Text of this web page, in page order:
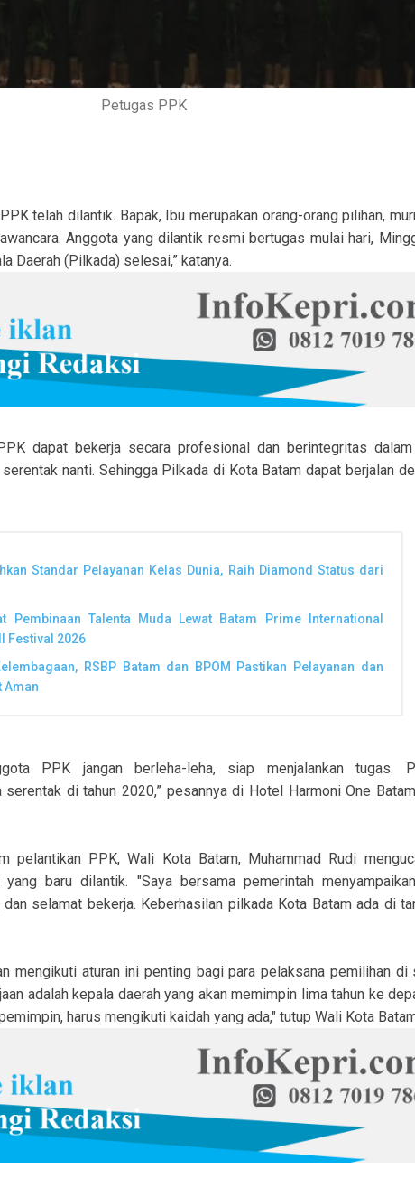
Petugas PPK
telah dilantik. Bapak, Ibu merupakan orang-orang pilihan,
Anggota yang dilantik resmi bertugas mulai hari,
Daerah (Pilkada) selesai,” katanya.
dapat bekerja secara profesional dan berintegritas dalam
nanti. Sehingga Pilkada di Kota Batam dapat berjalan
Standar Pelayanan Kelas Dunia, Raih Diamond Status dari
Pembinaan Talenta Muda Lewat Batam Prime International
Festival 2026
RSBP Batam dan BPOM Pastikan Pelayanan dan
Aman
PPK jangan berleha-leha, siap menjalankan tugas.
di tahun 2020,” pesannya di Hotel Harmoni One
pelantikan PPK, Wali Kota Batam, Muhammad Rudi
baru dilantik. "Saya bersama pemerintah
selamat bekerja. Keberhasilan pilkada Kota Batam ada di
mengikuti aturan ini penting bagi para pelaksana pemilihan di
adalah kepala daerah yang akan memimpin lima tahun ke
harus mengikuti kaidah yang ada," tutup Wali Kota